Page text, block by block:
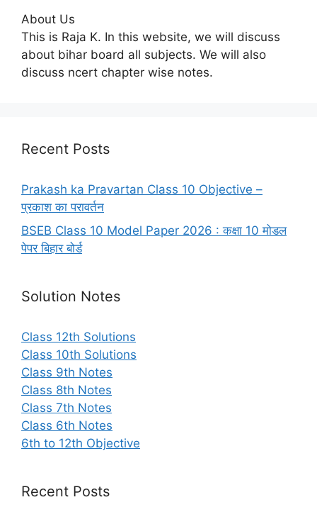
About Us
This is Raja K. In this website, we will discuss
about bihar board all subjects. We will also
discuss ncert chapter wise notes.
Recent Posts
Prakash ka Pravartan Class 10 Objective –
प्रकाश का परावर्तन
BSEB Class 10 Model Paper 2026 : कक्षा 10 मोडल
पेपर बिहार बोर्ड
Solution Notes
Class 12th Solutions
Class 10th Solutions
Class 9th Notes
Class 8th Notes
Class 7th Notes
Class 6th Notes
6th to 12th Objective
Recent Posts